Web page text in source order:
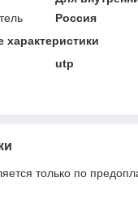
Россия
характеристики
utp
только по